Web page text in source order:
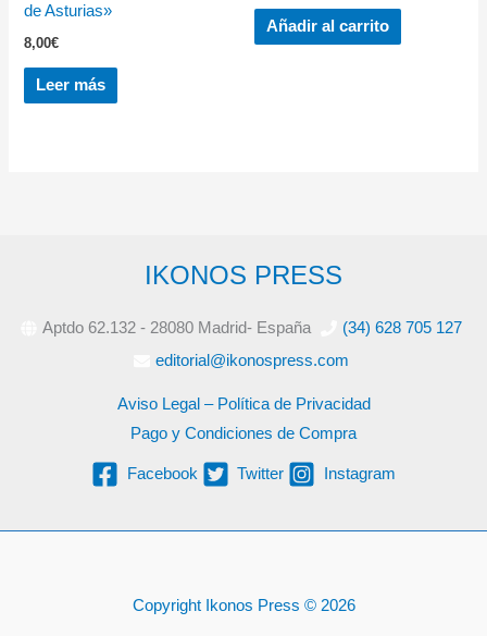
de Asturias»
8,00€
Leer más
Añadir al carrito
IKONOS PRESS
Aptdo 62.132 - 28080 Madrid- España
(34) 628 705 127
editorial@ikonospress.com
Aviso Legal – Política de Privacidad
Pago y Condiciones de Compra
Facebook Twitter Instagram
Copyright Ikonos Press © 2026